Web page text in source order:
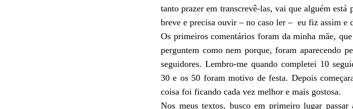
tanto prazer em transcrevê-las, vai que alguém está
breve e precisa ouvir – no caso ler – eu fiz assim e
Os primeiros comentários foram da minha mãe,
perguntem como nem porque, foram aparecendo
seguidores. Lembro-me quando completei 10
30 e os 50 foram motivo de festa. Depois começ
coisa foi ficando cada vez melhor e mais gostosa.
Nos meus textos, busco em primeiro lugar passar